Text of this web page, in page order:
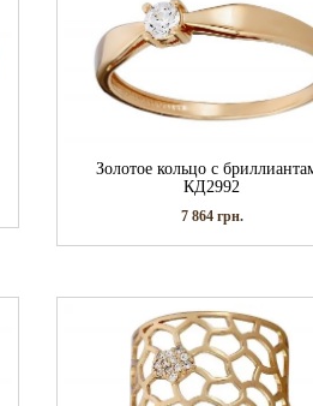
Золотое кольцо с
КД2992
7 864 грн.